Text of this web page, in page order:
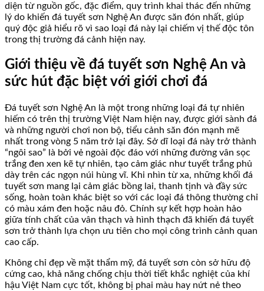
diện từ nguồn gốc, đặc điểm, quy trình khai thác đến những
lý do khiến đá tuyết sơn Nghệ An được săn đón nhất, giúp
quý độc giả hiểu rõ vì sao loại đá này lại chiếm vị thế độc tôn
trong thị trường đá cảnh hiện nay.
Giới thiệu về đá tuyết sơn Nghệ An và
sức hút đặc biệt với giới chơi đá
Đá tuyết sơn Nghệ An là một trong những loại đá tự nhiên
hiếm có trên thị trường Việt Nam hiện nay, được giới sành đá
và những người chơi non bộ, tiểu cảnh săn đón mạnh mẽ
nhất trong vòng 5 năm trở lại đây. Sở dĩ loại đá này trở thành
“ngôi sao” là bởi vẻ ngoài độc đáo với những đường vân sọc
trắng đen xen kẽ tự nhiên, tạo cảm giác như tuyết trắng phủ
dày trên các ngọn núi hùng vĩ. Khi nhìn từ xa, những khối đá
tuyết sơn mang lại cảm giác bồng lai, thanh tịnh và đầy sức
sống, hoàn toàn khác biệt so với các loại đá thông thường chỉ
có màu xám đen hoặc nâu đỏ. Chính sự kết hợp hoàn hảo
giữa tính chất của vân thạch và hình thạch đã khiến đá tuyết
sơn trở thành lựa chọn ưu tiên cho mọi công trình cảnh quan
cao cấp.
Không chỉ đẹp về mặt thẩm mỹ, đá tuyết sơn còn sở hữu độ
cứng cao, khả năng chống chịu thời tiết khắc nghiệt của khí
hậu Việt Nam cực tốt, không bị phai màu hay nứt nẻ theo